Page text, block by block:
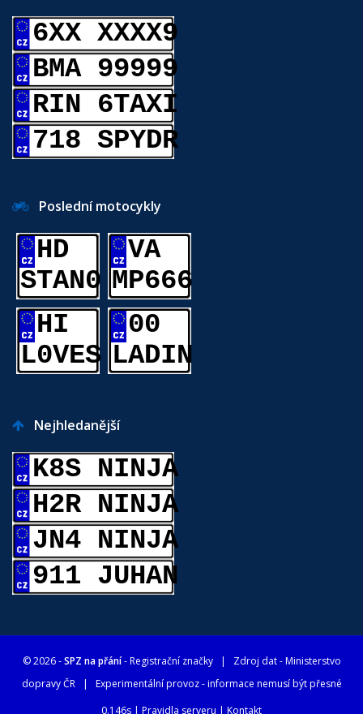
6XX XXXX9
BMA 99999
RIN 6TAXI
718 SPYDR
Poslední motocykly
HD
STAN0
VA
MP666
HI
L0VES
00
LADIN
Nejhledanější
K8S NINJA
H2R NINJA
JN4 NINJA
911 JUHAN
© 2026 -SPZ na přání- Registrační značky| Zdroj dat -Ministerstvo
dopravy ČR| Experimentální provoz - informace nemusí být přesné
0.146s | Pravidla serveru | Kontakt